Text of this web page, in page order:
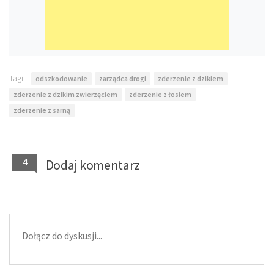
Tagi: odszkodowanie zarządca drogi
zderzenie z dzikiem
zderzenie z dzikim zwierzęciem
zderzenie z łosiem
zderzenie z sarną
4 Dodaj komentarz